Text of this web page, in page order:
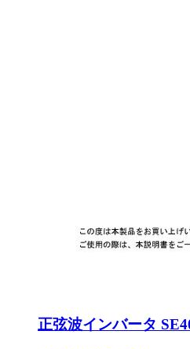
正弦波インバータ